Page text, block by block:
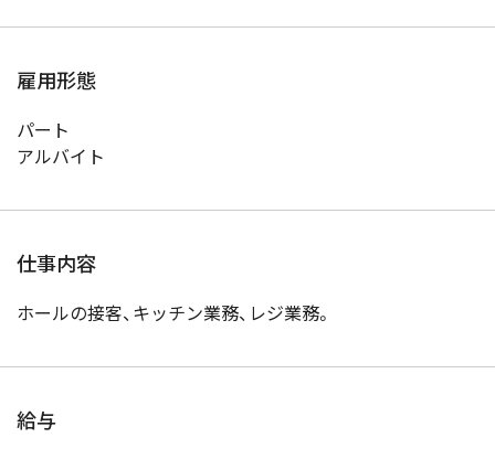
雇用形態
パート
アルバイト
仕事内容
ホールの接客、キッチン業務、レジ業務。
給与